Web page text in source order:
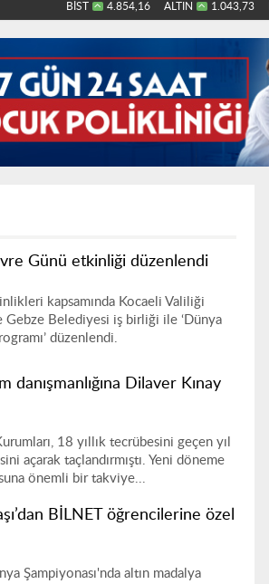
BİST 4.854,16 ALTIN 1.043,73
Günü etkinliği düzenlendi
kapsamında Kocaeli Valiliği
Gebze Belediyesi iş birliği ile ‘Dünya
düzenlendi.
danışmanlığına Dilaver Kınay
18 yıllık tecrübesini geçen yıl
açarak taçlandırmıştı. Yeni döneme
önemli bir takviye...
BİLNET öğrencilerine özel
Şampiyonası'nda altın madalya